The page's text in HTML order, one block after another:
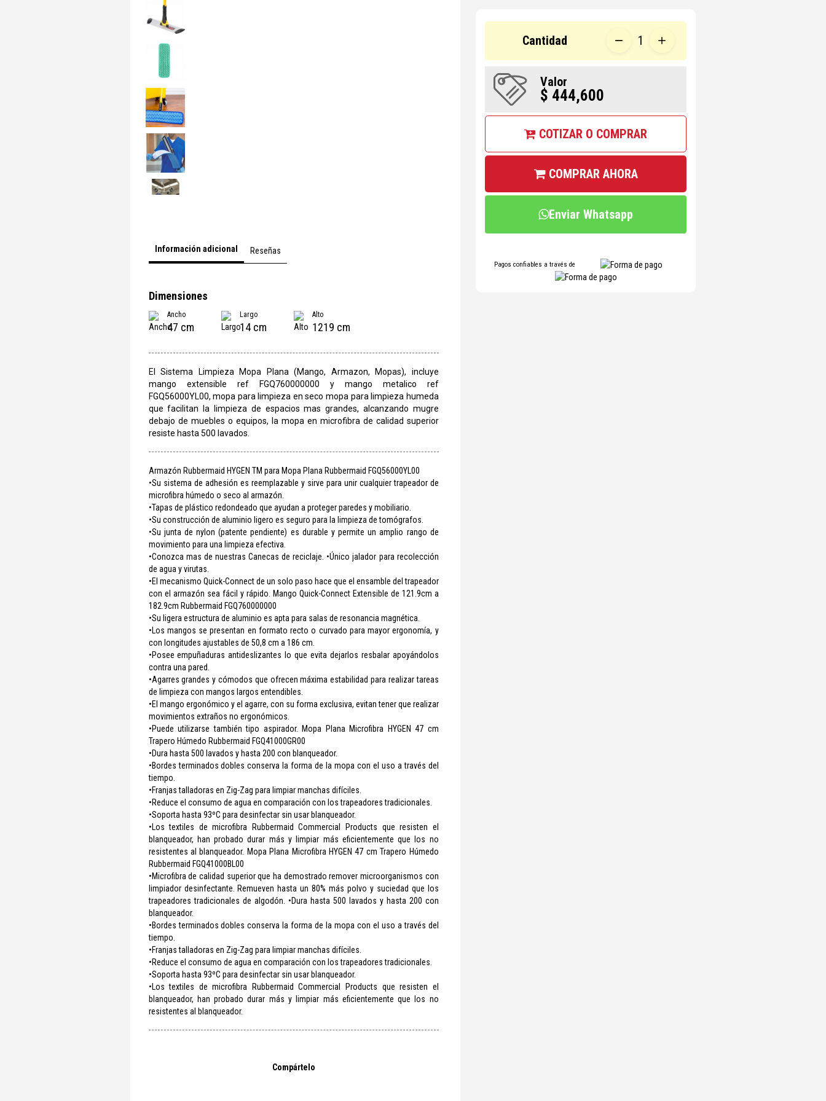
Información adicional Reseñas
Dimensiones
Ancho
47 cm
Largo
14 cm
Alto
1219 cm
El Sistema Limpieza Mopa Plana (Mango, Armazon, Mopas), incluye
mango extensible ref FGQ760000000 y mango metalico ref
FGQ56000YL00, mopa para limpieza en seco mopa para limpieza humeda
que facilitan la limpieza de espacios mas grandes, alcanzando mugre
debajo de muebles o equipos, la mopa en microfibra de calidad superior
resiste hasta 500 lavados.
Armazón Rubbermaid HYGEN TM para Mopa Plana Rubbermaid FGQ56000YL00
•Su sistema de adhesión es reemplazable y sirve para unir cualquier trapeador de
microfibra húmedo o seco al armazón.
•Tapas de plástico redondeado que ayudan a proteger paredes y mobiliario.
•Su construcción de aluminio ligero es seguro para la limpieza de tomógrafos.
•Su junta de nylon (patente pendiente) es durable y permite un amplio rango de
movimiento para una limpieza efectiva.
•Conozca mas de nuestras Canecas de reciclaje. •Único jalador para recolección
de agua y virutas.
•El mecanismo Quick-Connect de un solo paso hace que el ensamble del trapeador
con el armazón sea fácil y rápido. Mango Quick-Connect Extensible de 121.9cm a
182.9cm Rubbermaid FGQ760000000
•Su ligera estructura de aluminio es apta para salas de resonancia magnética.
•Los mangos se presentan en formato recto o curvado para mayor ergonomía, y
con longitudes ajustables de 50,8 cm a 186 cm.
•Posee empuñaduras antideslizantes lo que evita dejarlos resbalar apoyándolos
contra una pared.
•Agarres grandes y cómodos que ofrecen máxima estabilidad para realizar tareas
de limpieza con mangos largos entendibles.
•El mango ergonómico y el agarre, con su forma exclusiva, evitan tener que realizar
movimientos extraños no ergonómicos.
•Puede utilizarse también tipo aspirador. Mopa Plana Microfibra HYGEN 47 cm
Trapero Húmedo Rubbermaid FGQ41000GR00
•Dura hasta 500 lavados y hasta 200 con blanqueador.
•Bordes terminados dobles conserva la forma de la mopa con el uso a través del
tiempo.
•Franjas talladoras en Zig-Zag para limpiar manchas difíciles.
•Reduce el consumo de agua en comparación con los trapeadores tradicionales.
•Soporta hasta 93ºC para desinfectar sin usar blanqueador.
•Los textiles de microfibra Rubbermaid Commercial Products que resisten el
blanqueador, han probado durar más y limpiar más eficientemente que los no
resistentes al blanqueador. Mopa Plana Microfibra HYGEN 47 cm Trapero Húmedo
Rubbermaid FGQ41000BL00
•Microfibra de calidad superior que ha demostrado remover microorganismos con
limpiador desinfectante. Remueven hasta un 80% más polvo y suciedad que los
trapeadores tradicionales de algodón. •Dura hasta 500 lavados y hasta 200 con
blanqueador.
•Bordes terminados dobles conserva la forma de la mopa con el uso a través del
tiempo.
•Franjas talladoras en Zig-Zag para limpiar manchas difíciles.
•Reduce el consumo de agua en comparación con los trapeadores tradicionales.
•Soporta hasta 93ºC para desinfectar sin usar blanqueador.
•Los textiles de microfibra Rubbermaid Commercial Products que resisten el
blanqueador, han probado durar más y limpiar más eficientemente que los no
resistentes al blanqueador.
Compártelo
Cantidad 1
Valor
$ 444,600
COTIZAR O COMPRAR
COMPRAR AHORA
Enviar Whatsapp
Pagos confiables a través de